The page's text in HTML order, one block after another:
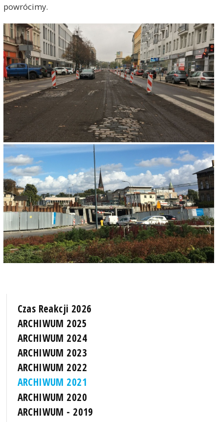
powrócimy.
Czas Reakcji 2026
ARCHIWUM 2025
ARCHIWUM 2024
ARCHIWUM 2023
ARCHIWUM 2022
ARCHIWUM 2021
ARCHIWUM 2020
ARCHIWUM - 2019